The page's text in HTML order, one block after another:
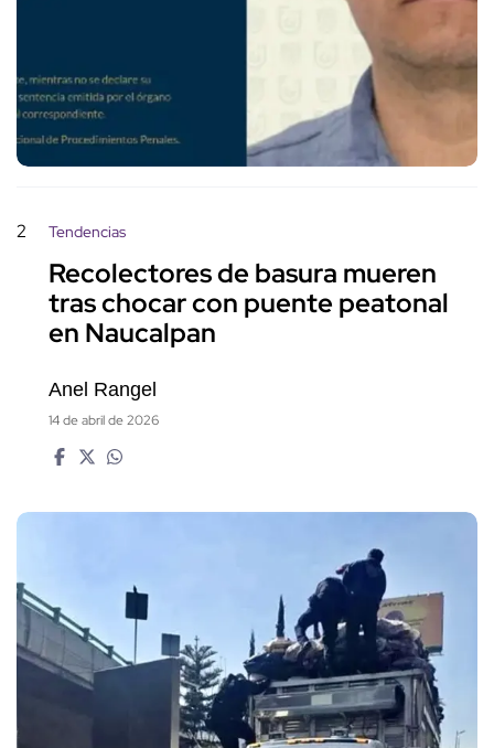
2 Tendencias
Recolectores de basura mueren
tras chocar con puente peatonal
en Naucalpan
Anel Rangel
14 de abril de 2026